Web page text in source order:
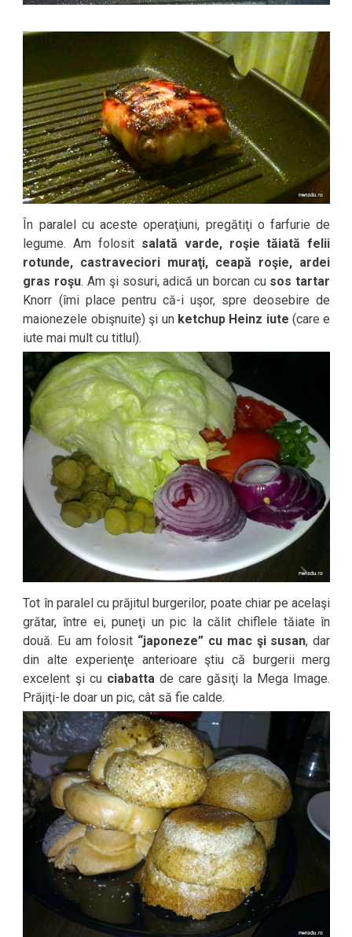
În paralel cu aceste operaţiuni, pregătiţi o farfurie de
legume. Am folosit salată varde, roşie tăiată felii
rotunde, castraveciori muraţi, ceapă roşie, ardei
gras roşu. Am şi sosuri, adică un borcan cu sos tartar
Knorr (îmi place pentru că-i uşor, spre deosebire de
maionezele obişnuite) şi un ketchup Heinz iute (care e
iute mai mult cu titlul).
Tot în paralel cu prăjitul burgerilor, poate chiar pe acelaşi
grătar, între ei, puneţi un pic la călit chiflele tăiate în
două. Eu am folosit “japoneze” cu mac şi susan, dar
din alte experienţe anterioare ştiu că burgerii merg
excelent şi cu ciabatta de care găsiţi la Mega Image.
Prăjiţi-le doar un pic, cât să fie calde.